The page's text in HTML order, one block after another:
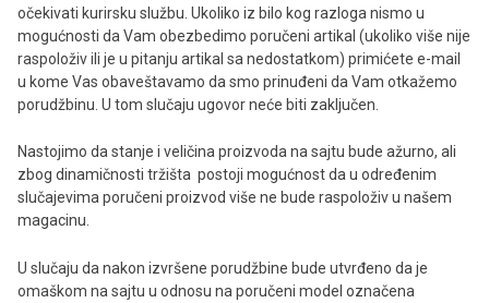
očekivati kurirsku službu. Ukoliko iz bilo kog razloga nismo u
mogućnosti da Vam obezbedimo poručeni artikal (ukoliko više nije
raspoloživ ili je u pitanju artikal sa nedostatkom) primićete e-mail
u kome Vas obaveštavamo da smo prinuđeni da Vam otkažemo
porudžbinu. U tom slučaju ugovor neće biti zaključen.
Nastojimo da stanje i veličina proizvoda na sajtu bude ažurno, ali
zbog dinamičnosti tržišta postoji mogućnost da u određenim
slučajevima poručeni proizvod više ne bude raspoloživ u našem
magacinu.
U slučaju da nakon izvršene porudžbine bude utvrđeno da je
omaškom na sajtu u odnosu na poručeni model označena